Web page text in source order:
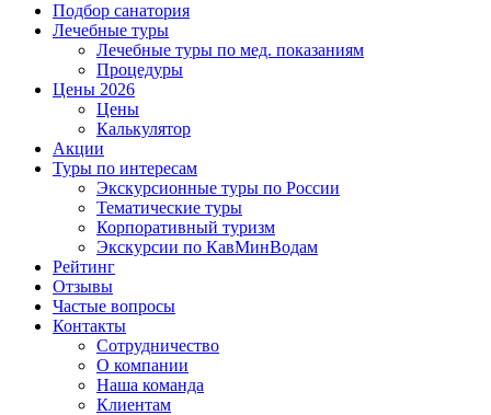
Подбор санатория
Лечебные туры
Лечебные туры по мед. показаниям
Процедуры
Цены 2026
Цены
Калькулятор
Акции
Туры по интересам
Экскурсионные туры по России
Тематические туры
Корпоративный туризм
Экскурсии по КавМинВодам
Рейтинг
Отзывы
Частые вопросы
Контакты
Сотрудничество
О компании
Наша команда
Клиентам